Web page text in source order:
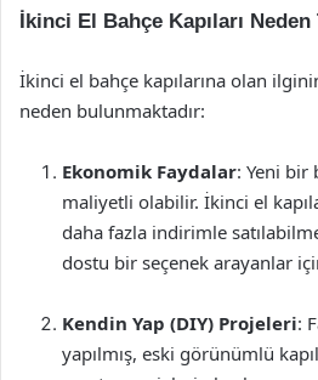
İkinci El Bahçe Kapıları
İkinci el bahçe kapılarına olan
neden bulunmaktadır:
Ekonomik Faydalar: Yeni bir
maliyetli olabilir. İkinci el
daha fazla indirimle
dostu bir seçenek arayanlar
Kendin Yap (DIY) Projeleri:
yapılmış, eski görünümlü